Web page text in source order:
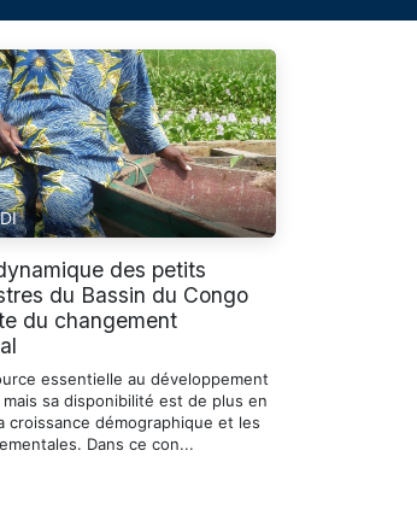
des petits
du Bassin du Congo
du changement
essentielle au développement
sa disponibilité est de plus en
croissance démographique et les
Dans ce con...